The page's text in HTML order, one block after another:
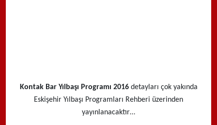
Kontak Bar Yılbaşı Programı 2016detayları çok yakında
Eskişehir Yılbaşı Programları Rehberi üzerinden
yayınlanacaktır…